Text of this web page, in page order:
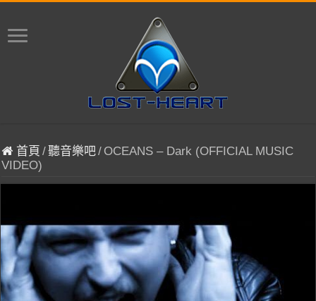
首頁 /聽音樂吧/ OCEANS – Dark (OFFICIAL MUSIC
VIDEO)